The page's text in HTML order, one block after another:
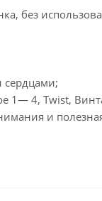
без
сердцами;
1— 4, Twist,
и